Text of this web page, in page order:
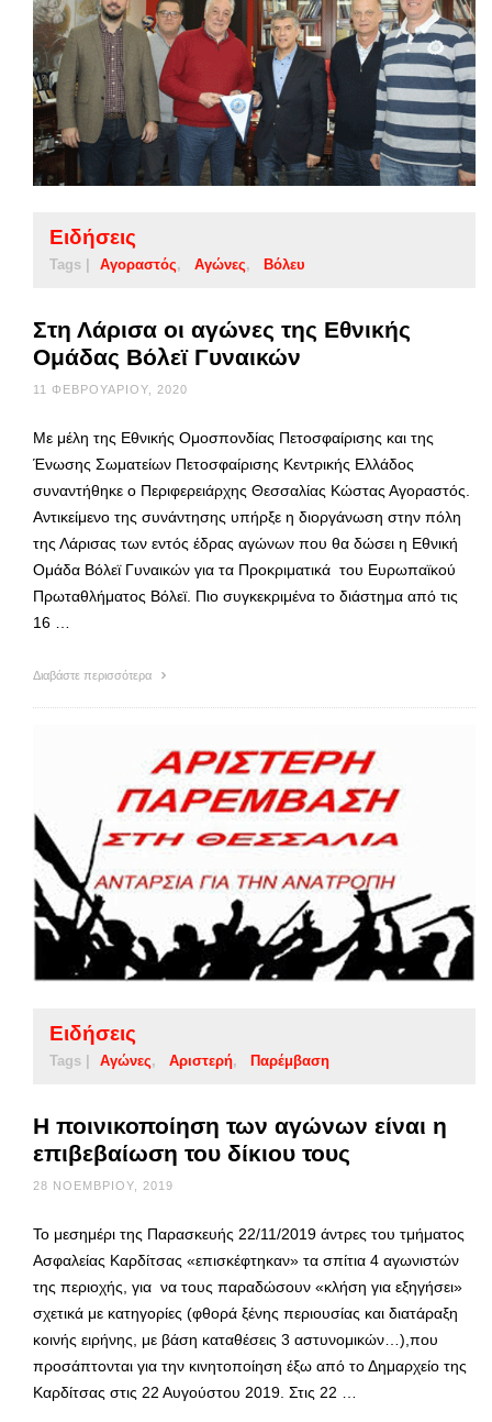
Ειδήσεις
Tags | Αγοραστός Αγώνες Βόλευ
Στη Λάρισα οι αγώνες της Εθνικής
Ομάδας Βόλεϊ Γυναικών
11 ΦΕΒΡΟΥΑΡΊΟΥ, 2020
Με μέλη της Εθνικής Ομοσπονδίας Πετοσφαίρισης και της
Ένωσης Σωματείων Πετοσφαίρισης Κεντρικής Ελλάδος
συναντήθηκε ο Περιφερειάρχης Θεσσαλίας Κώστας Αγοραστός.
Αντικείμενο της συνάντησης υπήρξε η διοργάνωση στην πόλη
της Λάρισας των εντός έδρας αγώνων που θα δώσει η Εθνική
Ομάδα Βόλεϊ Γυναικών για τα Προκριματικά του Ευρωπαϊκού
Πρωταθλήματος Βόλεϊ. Πιο συγκεκριμένα το διάστημα από τις
16 …
Διαβάστε περισσότερα
Ειδήσεις
Tags | Αγώνες Αριστερή Παρέμβαση
Η ποινικοποίηση των αγώνων είναι η
επιβεβαίωση του δίκιου τους
28 ΝΟΕΜΒΡΊΟΥ, 2019
Το μεσημέρι της Παρασκευής 22/11/2019 άντρες του τμήματος
Ασφαλείας Καρδίτσας «επισκέφτηκαν» τα σπίτια 4 αγωνιστών
της περιοχής, για να τους παραδώσουν «κλήση για εξηγήσει»
σχετικά με κατηγορίες (φθορά ξένης περιουσίας και διατάραξη
κοινής ειρήνης, με βάση καταθέσεις 3 αστυνομικών…),που
προσάπτονται για την κινητοποίηση έξω από το Δημαρχείο της
Καρδίτσας στις 22 Αυγούστου 2019. Στις 22 …